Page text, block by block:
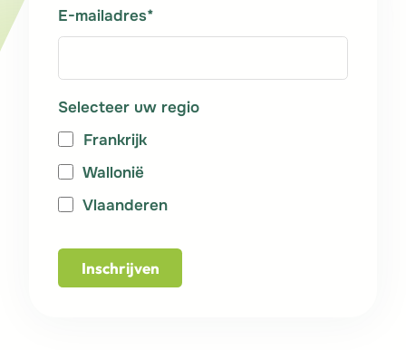
E-mailadres*
Selecteer uw regio
Frankrijk
Wallonië
Vlaanderen